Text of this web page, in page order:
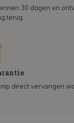
30 dagen en
terug.
direct vervangen